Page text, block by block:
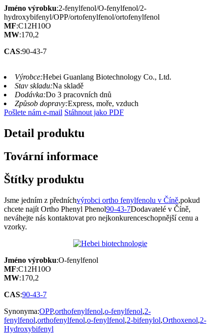
Jméno výrobku:2-fenylfenol/O-fenylfenol/2-
hydroxybifenyl/OPP/ortofenylfenol/ortofenylfenol
MF:C12H10O
MW:170,2
CAS:90-43-7
Výrobce:Hebei Guanlang Biotechnology Co., Ltd.
Stav skladu:Na skladě
Dodávka:Do 3 pracovních dnů
Způsob dopravy:Express, moře, vzduch
Pošlete nám e-mail Stáhnout jako PDF
Detail produktu
Tovární informace
Štítky produktu
Jsme jedním z předníchvýrobci ortho fenylfenolu v Číně,pokud
chcete najít Ortho Phenyl Phenol90-43-7Dodavatelé v Číně,
neváhejte nás kontaktovat pro nejkonkurenceschopnější cenu a
vzorky.
Jméno výrobku:O-fenylfenol
MF:C12H10O
MW:170,2
CAS:90-43-7
Synonyma:OPP,orthofenylfenol,o-fenylfenol,2-
fenylfenol,orthofenylfenol,o-fenylfenol,2-bifenylol,Orthoxenol,2-
Hydroxybifenyl